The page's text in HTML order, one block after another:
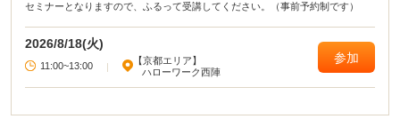
セミナーとなりますので、ふるって受講してください。（事前予約制です）
2026/8/18(火)
11:00~13:00 |
【京都エリア】
ハローワーク西陣
参加